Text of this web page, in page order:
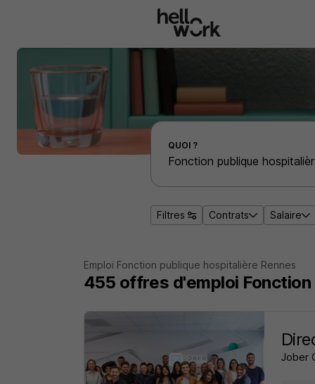
Effectuer une recherche d'emploi par localité
QUOI ?
Filtres Contrats Salaire
Emploi Fonction publique hospitalière Rennes
455 offres d'emploi
Jober